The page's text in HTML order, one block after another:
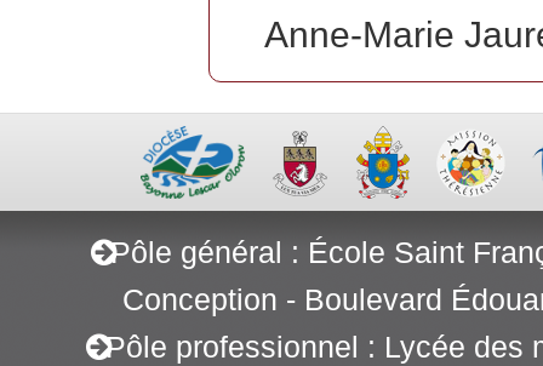
Anne-Marie
Pôle général : École Saint
Conception - Boulevard
Pôle professionnel : Lycée des